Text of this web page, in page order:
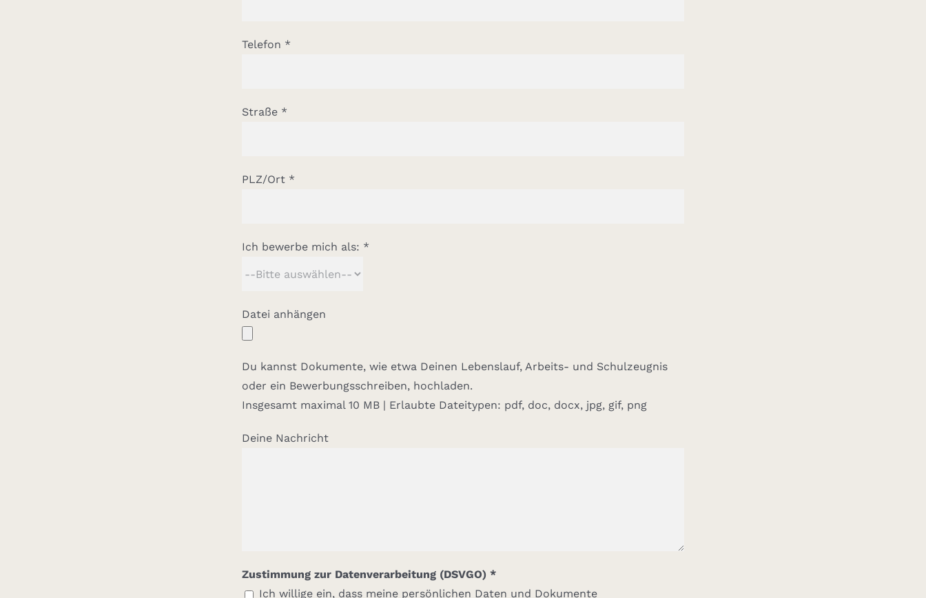
Telefon *
Straße *
PLZ/Ort *
Ich bewerbe mich als: *
Datei anhängen
Du kannst Dokumente, wie etwa Deinen Lebenslauf, Arbeits- und Schulzeugnis
oder ein Bewerbungsschreiben, hochladen.
Insgesamt maximal 10 MB | Erlaubte Dateitypen: pdf, doc, docx, jpg, gif, png
Deine Nachricht
Zustimmung zur Datenverarbeitung (DSVGO) *
Ich willige ein, dass meine persönlichen Daten und Dokumente